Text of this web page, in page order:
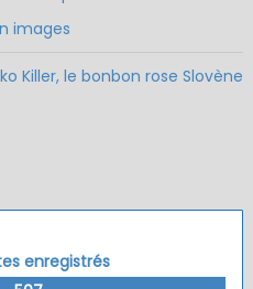
images
Killer, le bonbon rose Slovène
enregistrés